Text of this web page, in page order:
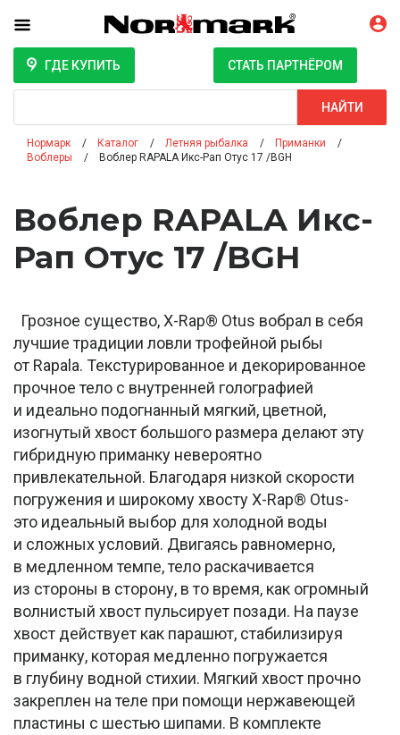
ГДЕ КУПИТЬ СТАТЬ ПАРТНЁРОМ
НАЙТИ
Нормарк Каталог Летняя рыбалка
Приманки
Воблеры
Воблер RAPALA Икс-Рап Отус 17 /BGH
Воблер RAPALA Икс-
Рап Отус 17 /BGH
Грозное существо, X-Rap® Otus вобрал в себя
лучшие традиции ловли трофейной рыбы
от Rapala. Текстурированное и декорированное
прочное тело с внутренней голографией
и идеально подогнанный мягкий, цветной,
изогнутый хвост большого размера делают эту
гибридную приманку невероятно
привлекательной. Благодаря низкой скорости
погружения и широкому хвосту X-Rap® Otus-
это идеальный выбор для холодной воды
и сложных условий. Двигаясь равномерно,
в медленном темпе, тело раскачивается
из стороны в сторону, в то время, как огромный
волнистый хвост пульсирует позади. На паузе
хвост действует как парашют, стабилизируя
приманку, которая медленно погружается
в глубину водной стихии. Мягкий хвост прочно
закреплен на теле при помощи нержавеющей
пластины с шестью шипами. В комплекте